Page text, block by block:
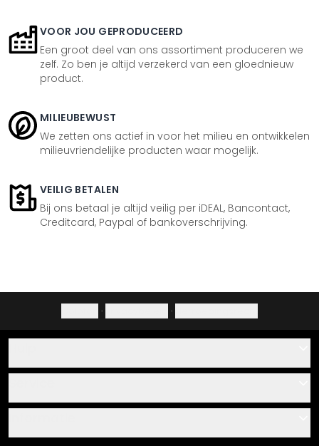
VOOR JOU GEPRODUCEERD
Een groot deel van ons assortiment produceren we
zelf. Zo ben je altijd verzekerd van een gloednieuw
product.
MILIEUBEWUST
We zetten ons actief in voor het milieu en ontwikkelen
milieuvriendelijke producten waar mogelijk.
VEILIG BETALEN
Bij ons betaal je altijd veilig per iDEAL, Bancontact,
Creditcard, Paypal of bankoverschrijving.
· ·
Over ons
Plak- en montagehandleidingen